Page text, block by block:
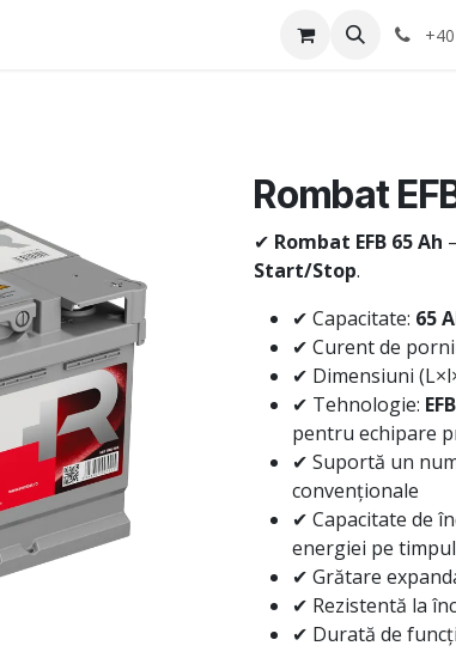
Service-uri montaj
Rombat
✔ Rombat EFB 65 Ah
Start/Stop.
✔ Capacitate: 65
✔ Curent de
✔ Dimensiuni
✔ Tehnologie: EFB
pentru echipare
✔ Suportă un
convenționale
✔ Capacitate de
energiei pe
✔ Grătare
✔ Rezistentă la
✔ Durată de